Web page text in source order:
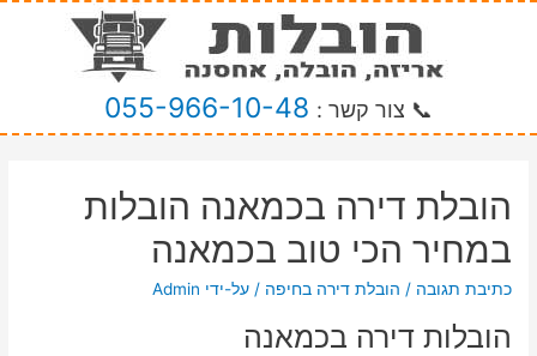
📞 צור קשר : 055-966-10-48
הובלת דירה בכמאנה הובלות
במחיר הכי טוב בכמאנה
כתיבת תגובה / הובלת דירה בחיפה / על-ידי Admin
הובלות דירה בכמאנה